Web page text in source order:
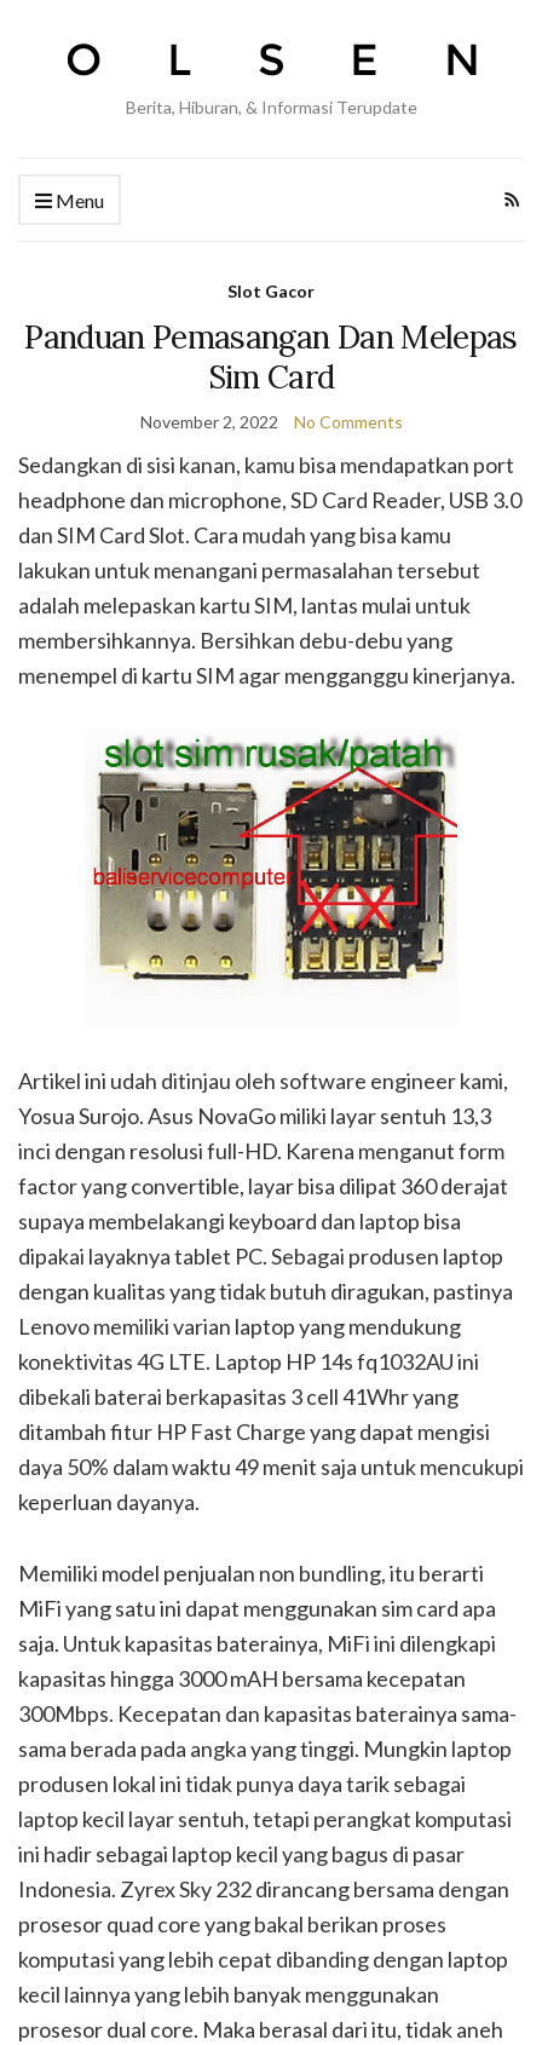
Berita, Hiburan, & Informasi Terupdate
Menu
Slot Gacor
Panduan Pemasangan Dan Melepas
Sim Card
November 2, 2022 No Comments
Sedangkan di sisi kanan, kamu bisa mendapatkan port
headphone dan microphone, SD Card Reader, USB 3.0
dan SIM Card Slot. Cara mudah yang bisa kamu
lakukan untuk menangani permasalahan tersebut
adalah melepaskan kartu SIM, lantas mulai untuk
membersihkannya. Bersihkan debu-debu yang
menempel di kartu SIM agar mengganggu kinerjanya.
Artikel ini udah ditinjau oleh software engineer kami,
Yosua Surojo. Asus NovaGo miliki layar sentuh 13,3
inci dengan resolusi full-HD. Karena menganut form
factor yang convertible, layar bisa dilipat 360 derajat
supaya membelakangi keyboard dan laptop bisa
dipakai layaknya tablet PC. Sebagai produsen laptop
dengan kualitas yang tidak butuh diragukan, pastinya
Lenovo memiliki varian laptop yang mendukung
konektivitas 4G LTE. Laptop HP 14s fq1032AU ini
dibekali baterai berkapasitas 3 cell 41Whr yang
ditambah fitur HP Fast Charge yang dapat mengisi
daya 50% dalam waktu 49 menit saja untuk mencukupi
keperluan dayanya.
Memiliki model penjualan non bundling, itu berarti
MiFi yang satu ini dapat menggunakan sim card apa
saja. Untuk kapasitas baterainya, MiFi ini dilengkapi
kapasitas hingga 3000 mAH bersama kecepatan
300Mbps. Kecepatan dan kapasitas baterainya sama-
sama berada pada angka yang tinggi. Mungkin laptop
produsen lokal ini tidak punya daya tarik sebagai
laptop kecil layar sentuh, tetapi perangkat komputasi
ini hadir sebagai laptop kecil yang bagus di pasar
Indonesia. Zyrex Sky 232 dirancang bersama dengan
prosesor quad core yang bakal berikan proses
komputasi yang lebih cepat dibanding dengan laptop
kecil lainnya yang lebih banyak menggunakan
prosesor dual core. Maka berasal dari itu, tidak aneh